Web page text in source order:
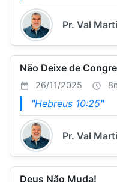
Pr. Val
Não Deixe de
26/11/2025
"Hebreus 10:25"
Pr. Val
Deus Não Muda!